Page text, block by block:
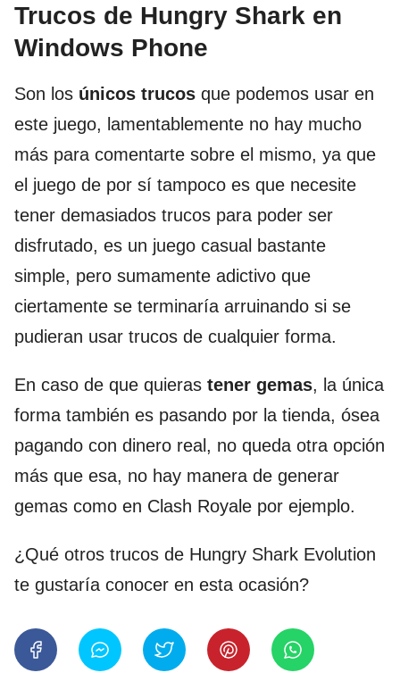
Trucos de Hungry Shark en
Windows Phone
Son los únicos trucos que podemos usar en
este juego, lamentablemente no hay mucho
más para comentarte sobre el mismo, ya que
el juego de por sí tampoco es que necesite
tener demasiados trucos para poder ser
disfrutado, es un juego casual bastante
simple, pero sumamente adictivo que
ciertamente se terminaría arruinando si se
pudieran usar trucos de cualquier forma.
En caso de que quieras tener gemas, la única
forma también es pasando por la tienda, ósea
pagando con dinero real, no queda otra opción
más que esa, no hay manera de generar
gemas como en Clash Royale por ejemplo.
¿Qué otros trucos de Hungry Shark Evolution
te gustaría conocer en esta ocasión?